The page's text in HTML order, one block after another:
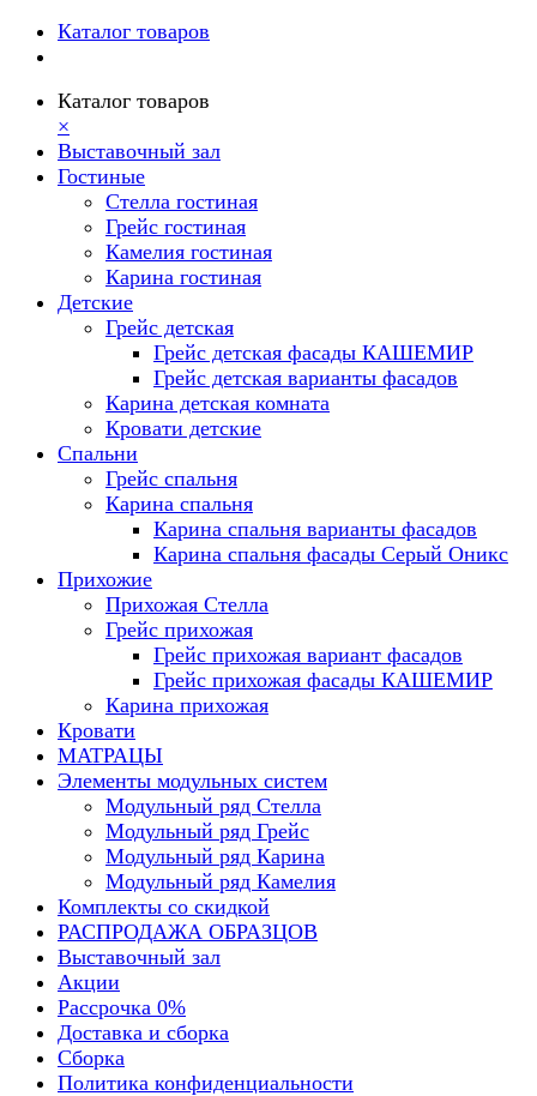
Каталог товаров
Каталог товаров
×
Выставочный зал
Гостиные
Стелла гостиная
Грейс гостиная
Камелия гостиная
Карина гостиная
Детские
Грейс детская
Грейс детская фасады КАШЕМИР
Грейс детская варианты фасадов
Карина детская комната
Кровати детские
Спальни
Грейс спальня
Карина спальня
Карина спальня варианты фасадов
Карина спальня фасады Серый Оникс
Прихожие
Прихожая Стелла
Грейс прихожая
Грейс прихожая вариант фасадов
Грейс прихожая фасады КАШЕМИР
Карина прихожая
Кровати
МАТРАЦЫ
Элементы модульных систем
Модульный ряд Стелла
Модульный ряд Грейс
Модульный ряд Карина
Модульный ряд Камелия
Комплекты со скидкой
РАСПРОДАЖА ОБРАЗЦОВ
Выставочный зал
Акции
Рассрочка 0%
Доставка и сборка
Сборка
Политика конфиденциальности